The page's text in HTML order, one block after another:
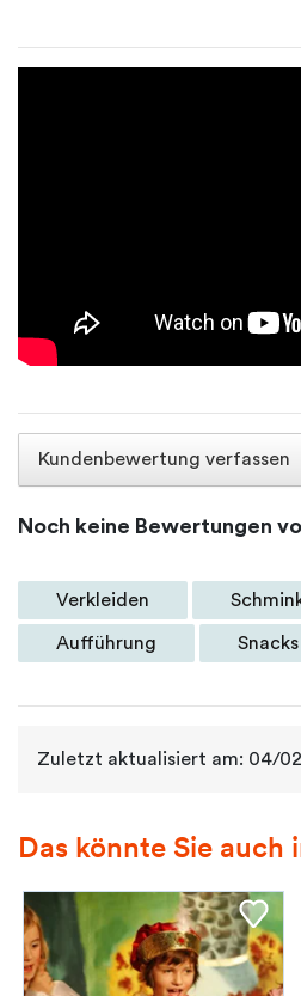
Kundenbewertung verfassen
Noch keine Bewertungen
Verkleiden
Aufführung Snacks
Zuletzt aktualisiert am: 04/
Das könnte Sie auch